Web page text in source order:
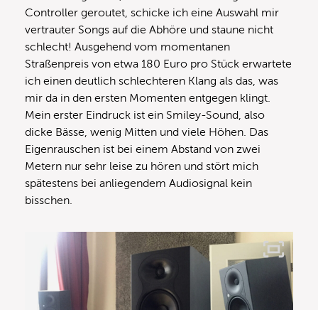
Controller geroutet, schicke ich eine Auswahl mir
vertrauter Songs auf die Abhöre und staune nicht
schlecht! Ausgehend vom momentanen
Straßenpreis von etwa 180 Euro pro Stück erwartete
ich einen deutlich schlechteren Klang als das, was
mir da in den ersten Momenten entgegen klingt.
Mein erster Eindruck ist ein Smiley-Sound, also
dicke Bässe, wenig Mitten und viele Höhen. Das
Eigenrauschen ist bei einem Abstand von zwei
Metern nur sehr leise zu hören und stört mich
spätestens bei anliegendem Audiosignal kein
bisschen.